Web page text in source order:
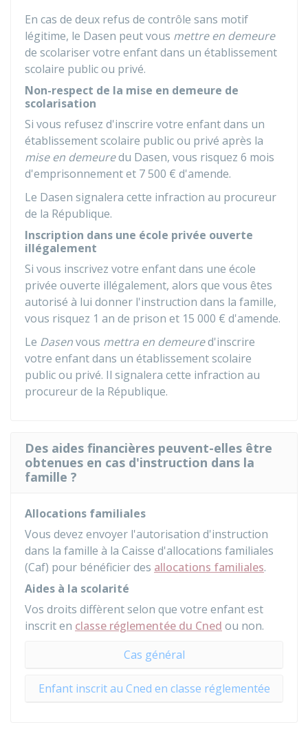
En cas de deux refus de contrôle sans motif
légitime, le Dasen peut vous mettre en demeure
de scolariser votre enfant dans un établissement
scolaire public ou privé.
Non-respect de la mise en demeure de
scolarisation
Si vous refusez d'inscrire votre enfant dans un
établissement scolaire public ou privé après la
mise en demeuredu Dasen, vous risquez 6 mois
d'emprisonnement et 7 500 € d'amende.
Le Dasen signalera cette infraction au procureur
de la République.
Inscription dans une école privée ouverte
illégalement
Si vous inscrivez votre enfant dans une école
privée ouverte illégalement, alors que vous êtes
autorisé à lui donner l'instruction dans la famille,
vous risquez 1 an de prison et 15 000 € d'amende.
Le Dasenvous mettra en demeured'inscrire
votre enfant dans un établissement scolaire
public ou privé. Il signalera cette infraction au
procureur de la République.
Des aides financières peuvent-elles être
obtenues en cas d'instruction dans la
famille ?
Allocations familiales
Vous devez envoyer l'autorisation d'instruction
dans la famille à la Caisse d'allocations familiales
(Caf) pour bénéficier des allocations familiales.
Aides à la scolarité
Vos droits diffèrent selon que votre enfant est
inscrit en classe réglementée du Cned ou non.
Cas général
Enfant inscrit au Cned en classe réglementée